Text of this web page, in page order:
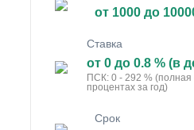
от 1000 до
Ставка
от 0 до 0.8 % (в
ПСК: 0 - 292 % (полная
процентах за год)
Срок